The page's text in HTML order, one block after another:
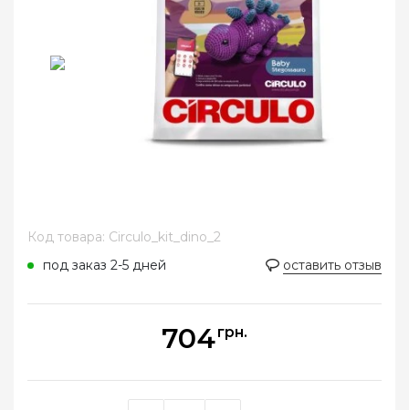
Код товара: Circulo_kit_dino_2
под заказ 2-5 дней
оставить отзыв
704грн.